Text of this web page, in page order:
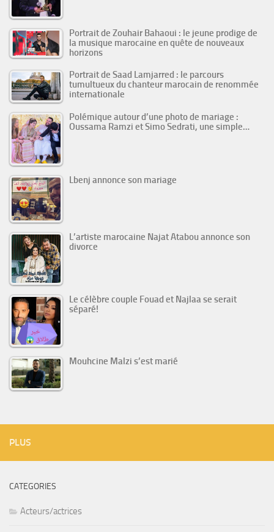
Portrait de Zouhair Bahaoui : le jeune prodige de
la musique marocaine en quête de nouveaux
horizons
Portrait de Saad Lamjarred : le parcours
tumultueux du chanteur marocain de renommée
internationale
Polémique autour d’une photo de mariage :
Oussama Ramzi et Simo Sedrati, une simple…
Lbenj annonce son mariage
L’artiste marocaine Najat Atabou annonce son
divorce
Le célèbre couple Fouad et Najlaa se serait
séparé!
Mouhcine Malzi s’est marié
PLUS
CATEGORIES
Acteurs/actrices